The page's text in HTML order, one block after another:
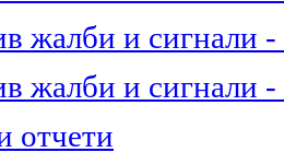
жалби и сигнали -
жалби и сигнали -
отчети